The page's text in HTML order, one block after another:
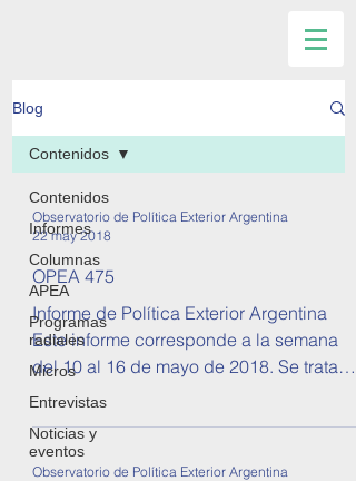
Blog
Contenidos
Informes
Columnas
APEA
Programas
radiales
Micros
Entrevistas
Noticias y
eventos
Contenidos
Observatorio de Política Exterior Argentina
22 may 2018
OPEA 475
Informe de Política Exterior Argentina
Este informe corresponde a la semana
del 10 al 16 de mayo de 2018. Se tratan
temas sobre...
Observatorio de Política Exterior Argentina